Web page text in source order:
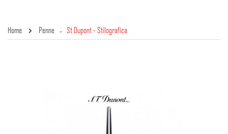
Home Penne » St Dupont - Stilografica